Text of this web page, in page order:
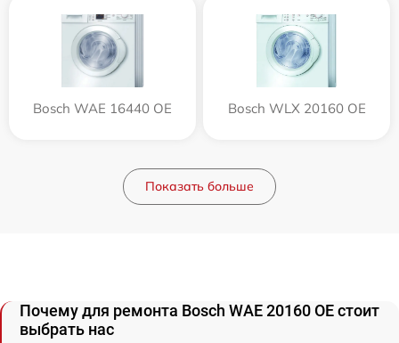
Bosch WAE 16440 OE Bosch WLX 20160 OE
Показать больше
Почему для ремонта Bosch WAE 20160 OE стоит
выбрать нас